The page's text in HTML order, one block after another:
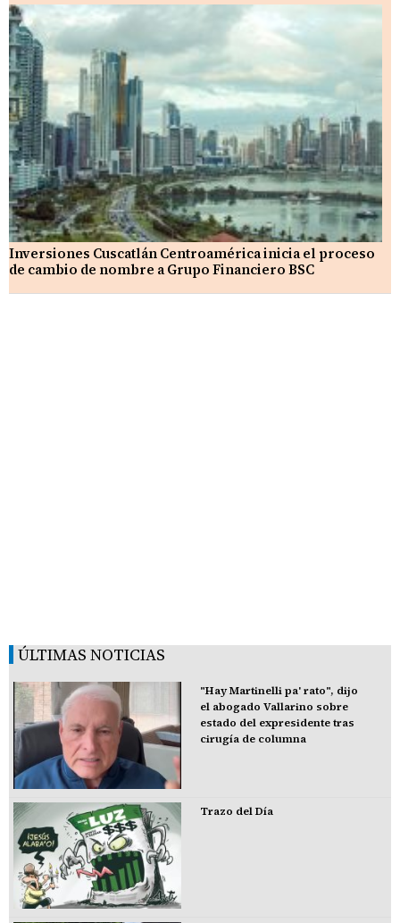
Inversiones Cuscatlán Centroamérica inicia el proceso
de cambio de nombre a Grupo Financiero BSC
ÚLTIMAS NOTICIAS
"Hay Martinelli pa' rato", dijo
el abogado Vallarino sobre
estado del expresidente tras
cirugía de columna
Trazo del Día